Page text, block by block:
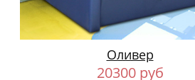
Оливер
20300 руб